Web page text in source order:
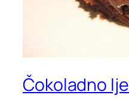
Čokoladno